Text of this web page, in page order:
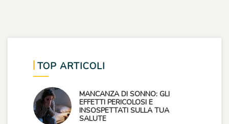
TOP ARTICOLI
MANCANZA DI SONNO: GLI
EFFETTI PERICOLOSI E
INSOSPETTATI SULLA TUA
SALUTE